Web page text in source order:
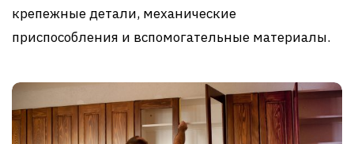
крепежные детали, механические
приспособления и вспомогательные материалы.